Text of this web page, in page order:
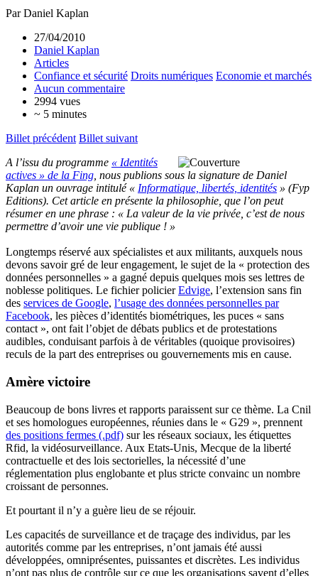
Par Daniel Kaplan
27/04/2010
Daniel Kaplan
Articles
Confiance et sécurité Droits numériques Economie et marchés
Aucun commentaire
2994 vues
~ 5 minutes
Billet précédent Billet suivant
A l’issu du programme « Identités
actives » de la Fing , nous publions sous la signature de Daniel
Kaplan un ouvrage intitulé « Informatique, libertés, identités » (Fyp
Editions). Cet article en présente la philosophie, que l’on peut
résumer en une phrase : « La valeur de la vie privée, c’est de nous
permettre d’avoir une vie publique ! »
Longtemps réservé aux spécialistes et aux militants, auxquels nous
devons savoir gré de leur engagement, le sujet de la « protection des
données personnelles » a gagné depuis quelques mois ses lettres de
noblesse politiques. Le fichier policierEdvige, l’extension sans fin
des services de Google, l’usage des données personnelles par
Facebook, les pièces d’identités biométriques, les puces « sans
contact », ont fait l’objet de débats publics et de protestations
audibles, conduisant parfois à de véritables (quoique provisoires)
reculs de la part des entreprises ou gouvernements mis en cause.
Amère victoire
Beaucoup de bons livres et rapports paraissent sur ce thème. La Cnil
et ses homologues européennes, réunies dans le « G29 », prennent
des positions fermes (.pdf) sur les réseaux sociaux, les étiquettes
Rfid, la vidéosurveillance. Aux Etats-Unis, Mecque de la liberté
contractuelle et des lois sectorielles, la nécessité d’une
réglementation plus englobante et plus stricte convainc un nombre
croissant de personnes.
Et pourtant il n’y a guère lieu de se réjouir.
Les capacités de surveillance et de traçage des individus, par les
autorités comme par les entreprises, n’ont jamais été aussi
développées, omniprésentes, puissantes et discrètes. Les individus
n’ont pas plus de contrôle sur ce que les organisations savent d’elles